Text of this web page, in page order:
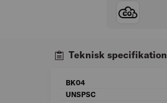
Teknisk specifikation
BK04
UNSPSC